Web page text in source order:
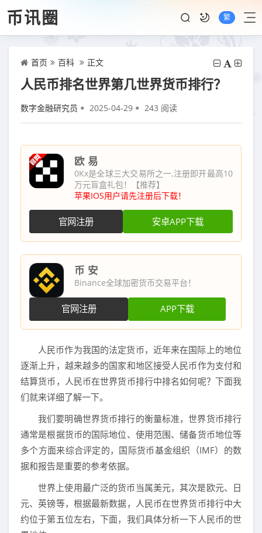
币讯圈 繁
首页 百科 正文
人民币排名世界第几世界货币排行？
数字金融研究员 2025-04-29 243 阅读
欧 易
0Kx是全球三大交易所之一,注册即开最高10
万元盲盒礼包！【推荐】
苹果IOS用户请先注册后下载！
官网注册 安卓APP下载
币 安
Binance全球加密货币交易平台！
官网注册 APP下载
人民币作为我国的法定货币，近年来在国际上的地位
逐渐上升，越来越多的国家和地区接受人民币作为支付和
结算货币，人民币在世界货币排行中排名如何呢？下面我
们就来详细了解一下。
我们要明确世界货币排行的衡量标准，世界货币排行
通常是根据货币的国际地位、使用范围、储备货币地位等
多个方面来综合评定的，国际货币基金组织（IMF）的数
据和报告是重要的参考依据。
世界上使用最广泛的货币当属美元，其次是欧元、日
元、英镑等，根据最新数据，人民币在世界货币排行中大
约位于第五位左右，下面，我们具体分析一下人民币的世